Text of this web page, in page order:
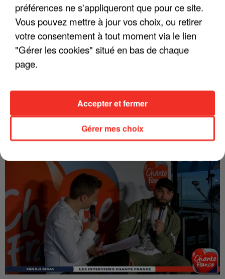
KENDJI GIRAC REVIENT SUR
L'ENREGISTREMENT DE SON TITRE AVEC
FLORENT...
préférences ne s'appliqueront que pour ce site.
Vous pouvez mettre à jour vos choix, ou retirer
votre consentement à tout moment via le lien
"Gérer les cookies" situé en bas de chaque
page.
Gérer mes choix
Accepter et fermer